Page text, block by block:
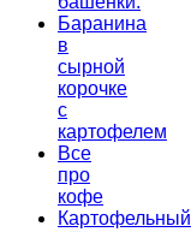
Баранина
в
сырной
корочке
с
картофелем
Все
про
кофе
Картофельный